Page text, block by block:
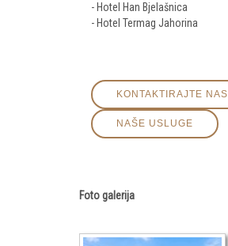
- Hotel Han Bjelašnica
- Hotel Termag Jahorina
KONTAKTIRAJTE NAS
NAŠE USLUGE
Foto galerija